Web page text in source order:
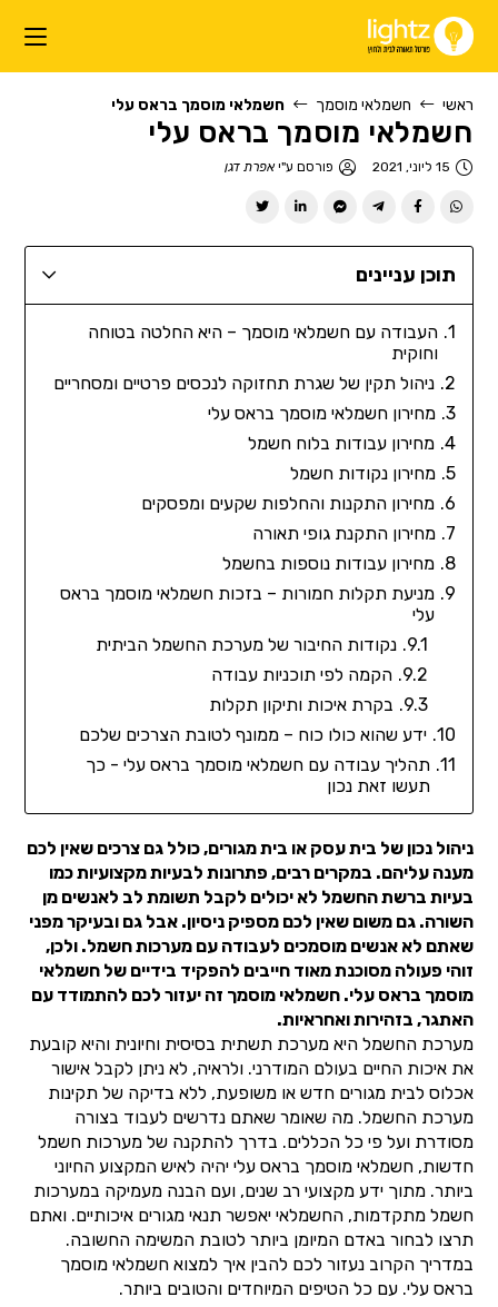
ראשי חשמלאי מוסמך חשמלאי מוסמך בראס עלי
חשמלאי מוסמך בראס עלי
15 ליוני, 2021 פורסם ע"יאפרת דגן
תוכן עניינים
העבודה עם חשמלאי מוסמך – היא החלטה בטוחה
וחוקית
ניהול תקין של שגרת תחזוקה לנכסים פרטיים ומסחריים
מחירון חשמלאי מוסמך בראס עלי
מחירון עבודות בלוח חשמל
מחירון נקודות חשמל
מחירון התקנות והחלפות שקעים ומפסקים
מחירון התקנת גופי תאורה
מחירון עבודות נוספות בחשמל
מניעת תקלות חמורות – בזכות חשמלאי מוסמך בראס
עלי
נקודות החיבור של מערכת החשמל הביתית
הקמה לפי תוכניות עבודה
בקרת איכות ותיקון תקלות
ידע שהוא כולו כוח – ממונף לטובת הצרכים שלכם
תהליך עבודה עם חשמלאי מוסמך בראס עלי - כך
תעשו זאת נכון
ניהול נכון של בית עסק או בית מגורים, כולל גם צרכים שאין לכם
מענה עליהם. במקרים רבים, פתרונות לבעיות מקצועיות כמו
בעיות ברשת החשמל לא יכולים לקבל תשומת לב לאנשים מן
השורה. גם משום שאין לכם מספיק ניסיון. אבל גם ובעיקר מפני
שאתם לא אנשים מוסמכים לעבודה עם מערכות חשמל. ולכן,
זוהי פעולה מסוכנת מאוד חייבים להפקיד בידיים של חשמלאי
מוסמך בראס עלי. חשמלאי מוסמך זה יעזור לכם להתמודד עם
האתגר, בזהירות ואחראיות.
מערכת החשמל היא מערכת תשתית בסיסית וחיונית והיא קובעת
את איכות החיים בעולם המודרני. ולראיה, לא ניתן לקבל אישור
אכלוס לבית מגורים חדש או משופעת, ללא בדיקה של תקינות
מערכת החשמל. מה שאומר שאתם נדרשים לעבוד בצורה
מסודרת ועל פי כל הכללים. בדרך להתקנה של מערכות חשמל
חדשות, חשמלאי מוסמך בראס עלי יהיה לאיש המקצוע החיוני
ביותר. מתוך ידע מקצועי רב שנים, ועם הבנה מעמיקה במערכות
חשמל מתקדמות, החשמלאי יאפשר תנאי מגורים איכותיים. ואתם
תרצו לבחור באדם המיומן ביותר לטובת המשימה החשובה.
במדריך הקרוב נעזור לכם להבין איך למצוא חשמלאי מוסמך
בראס עלי. עם כל הטיפים המיוחדים והטובים ביותר.